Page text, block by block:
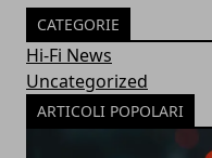
CATEGORIE
Hi-Fi News
Uncategorized
ARTICOLI POPOLARI